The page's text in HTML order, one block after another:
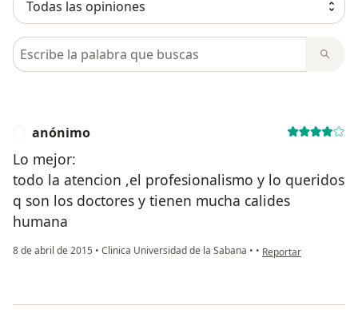
Busca en opiniones
anónimo
Lo mejor:
todo la atencion ,el profesionalismo y lo queridos
q son los doctores y tienen mucha calides
humana
8 de abril de 2015 • Clinica Universidad de la Sabana • • en opinión del
Reportar